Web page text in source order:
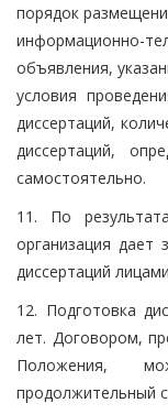
порядок
информационно-
объявления,
условия
диссертаций,
диссертаций,
самостоятельно.
11. По
организация дает
диссертаций
12. Подготовка
лет. Договором,
Положения,
продолжительный